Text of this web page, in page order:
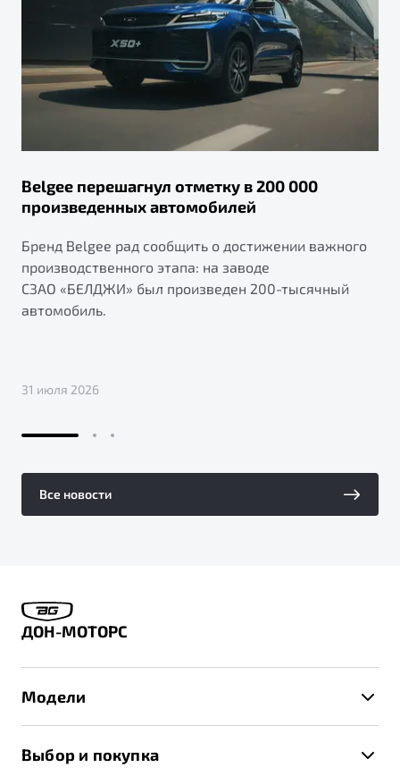
Belgee перешагнул отметку в 200 000
произведенных автомобилей
Бренд Belgee рад сообщить о достижении важного
производственного этапа: на заводе
СЗАО «БЕЛДЖИ» был произведен 200-тысячный
автомобиль.
31 июля 2026
Все новости
ДОН-МОТОРС
Модели
Выбор и покупка